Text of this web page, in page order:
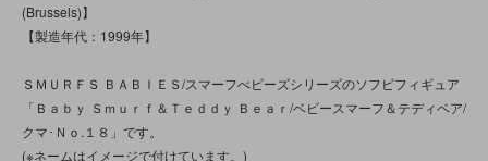
(Brussels)】
【製造年代：1999年】
ＳＭＵＲＦＳ ＢＡＢＩＥＳ/スマーフべビーズシリーズのソフビフィギュア
「Ｂａｂｙ Ｓｍｕｒｆ＆Ｔｅｄｄｙ Ｂｅａｒ/ベビースマーフ＆テディベア/
クマ･Ｎｏ.１８」です。
(※ネームはイメージで付けています。)